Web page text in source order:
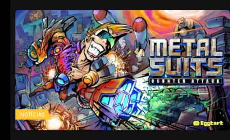
NOTÍCIAS